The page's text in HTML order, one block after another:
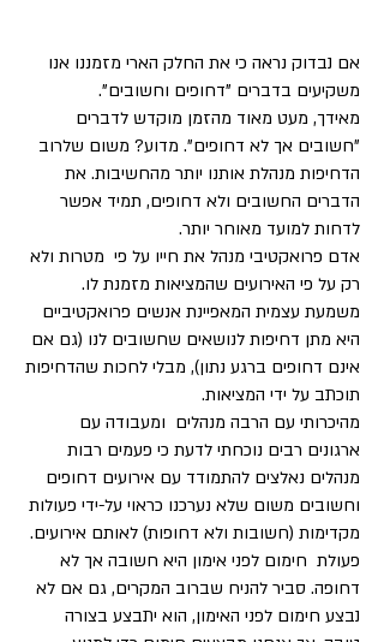
אם נבדוק נראה כי את החלק הארי מזמננו אנו
משקיעים בדברים "דחופים וחשובים".
מאידך, מעט מאוד מהזמן מוקדש לדברים
"חשובים אך לא דחופים". מדוע? משום שלרוב
הדחיפות מנהלת אותנו יותר מהחשיבות. את
הדברים החשובים ולא דחופים, תמיד אפשר
לדחות למועד מאוחר יותר.
אדם פרואקטיבי מנהל את חייו על פי מטרות ולא
רק על פי האירועים שהמציאות מזמנת לו.
משמעת עצמית המאפיינת אנשים פרואקטיביים
היא מתן דחיפות לנושאים שחשובים לנו (גם אם
אינם דחופים ברגע נתון), מבלי לחכות שהדחיפות
תוכתב על ידי המציאות.
מהיכרותי עם הרבה מנהלים ומעבודה עם
ארגונים רבים נוכחתי לדעת כי פעמים רבות
מנהלים נאלצים להתמודד עם אירועים דחופים
וחשובים משום שלא נערכנו כראוי על-ידי פעולות
מקדימות (חשובות ולא דחופות) לאותם אירועים.
פעולת חימום לפני אימון היא חשובה אך לא
דחופה. סביר להניח שברוב המקרים, גם אם לא
נבצע חימום לפני האימון, הוא יתבצע בצורה